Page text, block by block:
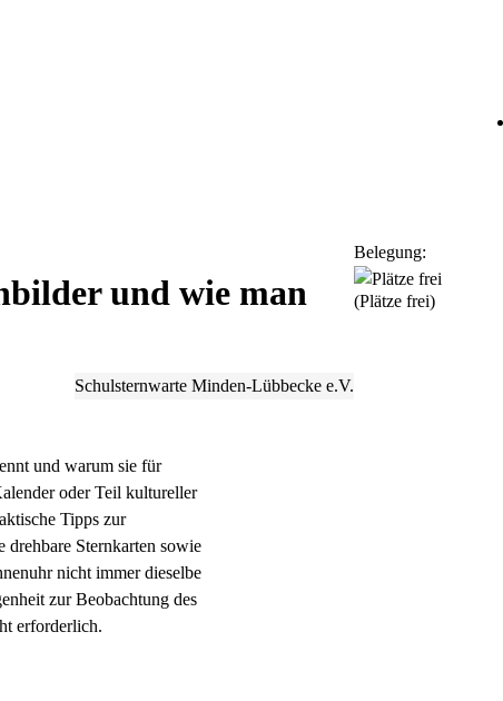
und wie man
Schulsternwarte Minden-Lübbecke e.V.
und warum sie für
oder Teil kultureller
Tipps zur
Sternkarten sowie
nicht immer dieselbe
zur Beobachtung des
erforderlich.
Belegung:
(Plätze frei)